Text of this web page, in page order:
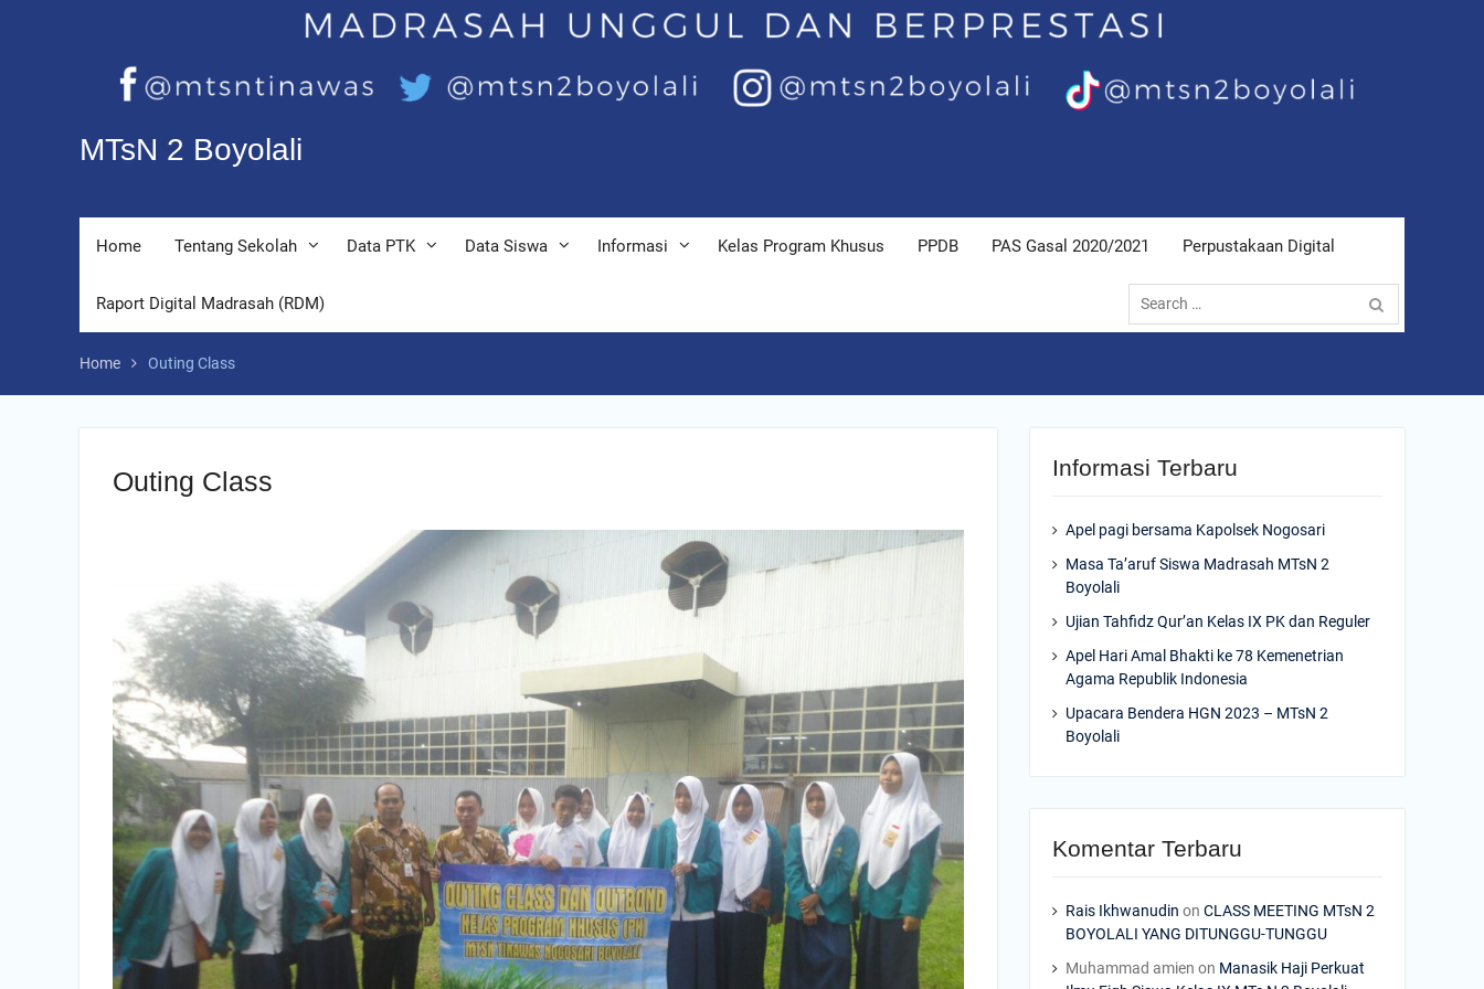
MTsN 2 Boyolali
Home Tentang Sekolah Data PTK Data Siswa Informasi Kelas Program Khusus PPDB PAS Gasal 2020/2021 Perpustakaan Digital
Raport Digital Madrasah (RDM)
Search
for:
Home Outing Class
Outing Class Informasi Terbaru
Apel pagi bersama Kapolsek Nogosari
Masa Ta’aruf Siswa Madrasah MTsN 2
Boyolali
Ujian Tahfidz Qur’an Kelas IX PK dan Reguler
Apel Hari Amal Bhakti ke 78 Kemenetrian
Agama Republik Indonesia
Upacara Bendera HGN 2023 – MTsN 2
Boyolali
Komentar Terbaru
Rais Ikhwanudin on CLASS MEETING MTsN 2
BOYOLALI YANG DITUNGGU-TUNGGU
Muhammad amien on Manasik Haji Perkuat